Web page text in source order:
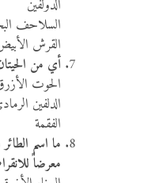
الدولفين
السلاحف
القرش
أي من
الحوت
الدلفين
الفقمة
ما اسم
معرضاً